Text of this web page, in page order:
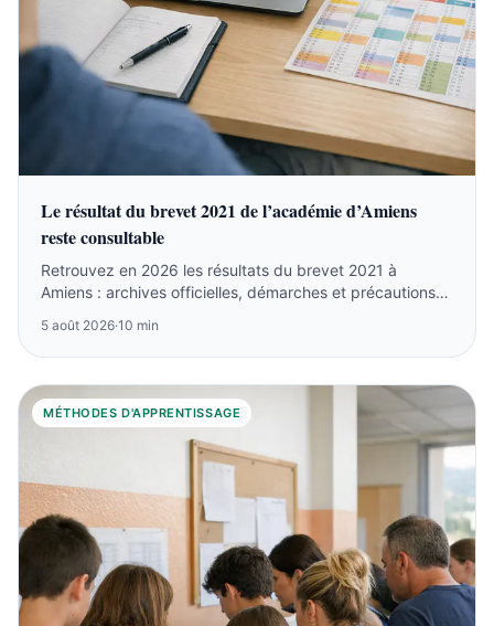
Le résultat du brevet 2021 de l’académie d’Amiens
reste consultable
Retrouvez en 2026 les résultats du brevet 2021 à
Amiens : archives officielles, démarches et précautions
5 août 2026·10 min
MÉTHODES D'APPRENTISSAGE